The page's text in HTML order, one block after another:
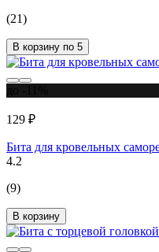
(21)
В корзину по 5
129 ₽
Бита для кровельных
4.2
(9)
В корзину